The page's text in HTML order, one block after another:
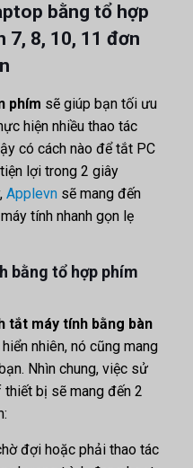
bằng tổ hợp
7, 8, 10, 11 đơn
phím sẽ giúp bạn tối ưu
hiện nhiều thao tác
có cách nào để tắt PC
lợi trong 2 giây
Applevnsẽ mang đến
tính nhanh gọn lẹ
bằng tổ hợp phím
tắt máy tính bằng bàn
nhiên, nó cũng mang
Nhìn chung, việc sử
bị sẽ mang đến 2
đợi hoặc phải thao tác